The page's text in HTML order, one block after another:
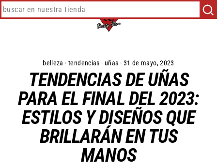
Ir
directamente
belleza ·tendencias · uñas · 31 de mayo, 2023
TENDENCIAS DE UÑAS
PARA EL FINAL DEL 2023:
ESTILOS Y DISEÑOS QUE
BRILLARÁN EN TUS
MANOS